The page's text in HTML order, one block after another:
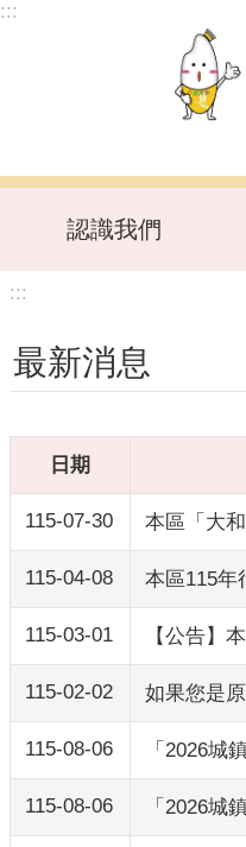
跳到主要內容區塊
:::
認識我們
:::
最新消息
日期
115-07-30 本區「大
115-04-08 本區115年
115-03-01 【公告】
115-02-02 如果您是
115-08-06 「2026城
115-08-06 「2026城